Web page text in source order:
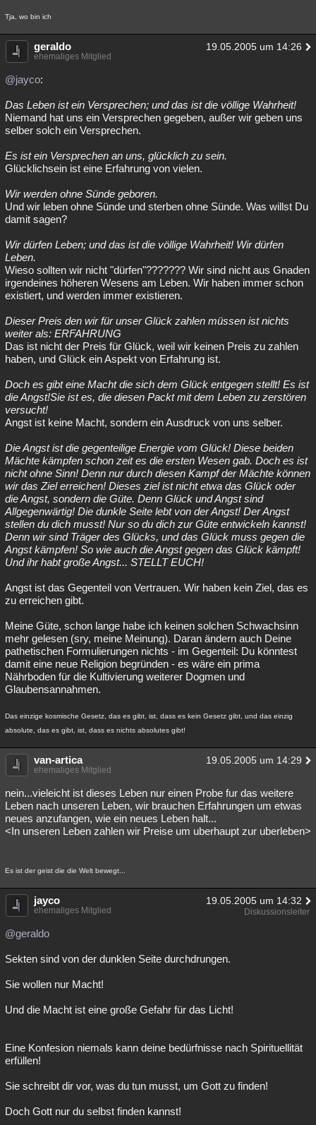
Tja, wo bin ich
geraldo 19.05.2005 um 14:26
ehemaliges Mitglied
@jayco:
Das Leben ist ein Versprechen; und das ist die völlige Wahrheit!
Niemand hat uns ein Versprechen gegeben, außer wir geben uns
selber solch ein Versprechen.
Es ist ein Versprechen an uns, glücklich zu sein.
Glücklichsein ist eine Erfahrung von vielen.
Wir werden ohne Sünde geboren.
Und wir leben ohne Sünde und sterben ohne Sünde. Was willst Du
damit sagen?
Wir dürfen Leben; und das ist die völlige Wahrheit! Wir dürfen
Leben.
Wieso sollten wir nicht "dürfen"??????? Wir sind nicht aus Gnaden
irgendeines höheren Wesens am Leben. Wir haben immer schon
existiert, und werden immer existieren.
Dieser Preis den wir für unser Glück zahlen müssen ist nichts
weiter als: ERFAHRUNG
Das ist nicht der Preis für Glück, weil wir keinen Preis zu zahlen
haben, und Glück ein Aspekt von Erfahrung ist.
Doch es gibt eine Macht die sich dem Glück entgegen stellt! Es ist
die Angst!Sie ist es, die diesen Packt mit dem Leben zu zerstören
versucht!
Angst ist keine Macht, sondern ein Ausdruck von uns selber.
Die Angst ist die gegenteilige Energie vom Glück! Diese beiden
Mächte kämpfen schon zeit es die ersten Wesen gab. Doch es ist
nicht ohne Sinn! Denn nur durch diesen Kampf der Mächte können
wir das Ziel erreichen! Dieses ziel ist nicht etwa das Glück oder
die Angst, sondern die Güte. Denn Glück und Angst sind
Allgegenwärtig! Die dunkle Seite lebt von der Angst! Der Angst
stellen du dich musst! Nur so du dich zur Güte entwickeln kannst!
Denn wir sind Träger des Glücks, und das Glück muss gegen die
Angst kämpfen! So wie auch die Angst gegen das Glück kämpft!
Und ihr habt große Angst... STELLT EUCH!
Angst ist das Gegenteil von Vertrauen. Wir haben kein Ziel, das es
zu erreichen gibt.
Meine Güte, schon lange habe ich keinen solchen Schwachsinn
mehr gelesen (sry, meine Meinung). Daran ändern auch Deine
pathetischen Formulierungen nichts - im Gegenteil: Du könntest
damit eine neue Religion begründen - es wäre ein prima
Nährboden für die Kultivierung weiterer Dogmen und
Glaubensannahmen.
Das einzige kosmische Gesetz, das es gibt, ist, dass es kein Gesetz gibt, und das einzig
absolute, das es gibt, ist, dass es nichts absolutes gibt!
van-artica 19.05.2005 um 14:29
ehemaliges Mitglied
nein...vieleicht ist dieses Leben nur einen Probe fur das weitere
Leben nach unseren Leben, wir brauchen Erfahrungen um etwas
neues anzufangen, wie ein neues Leben halt...
<In unseren Leben zahlen wir Preise um uberhaupt zur uberleben>
Es ist der geist die die Welt bewegt...
jayco 19.05.2005 um 14:32
ehemaliges Mitglied Diskussionsleiter
@geraldo
Sekten sind von der dunklen Seite durchdrungen.
Sie wollen nur Macht!
Und die Macht ist eine große Gefahr für das Licht!
Eine Konfesion niemals kann deine bedürfnisse nach Spirituellität
erfüllen!
Sie schreibt dir vor, was du tun musst, um Gott zu finden!
Doch Gott nur du selbst finden kannst!